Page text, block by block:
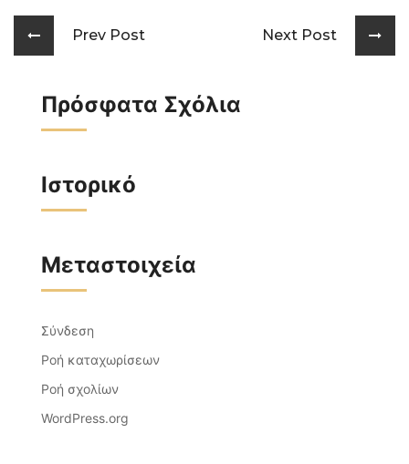
Prev Post Next Post
Πρόσφατα Σχόλια
Ιστορικό
Μεταστοιχεία
Σύνδεση
Ροή καταχωρίσεων
Ροή σχολίων
WordPress.org